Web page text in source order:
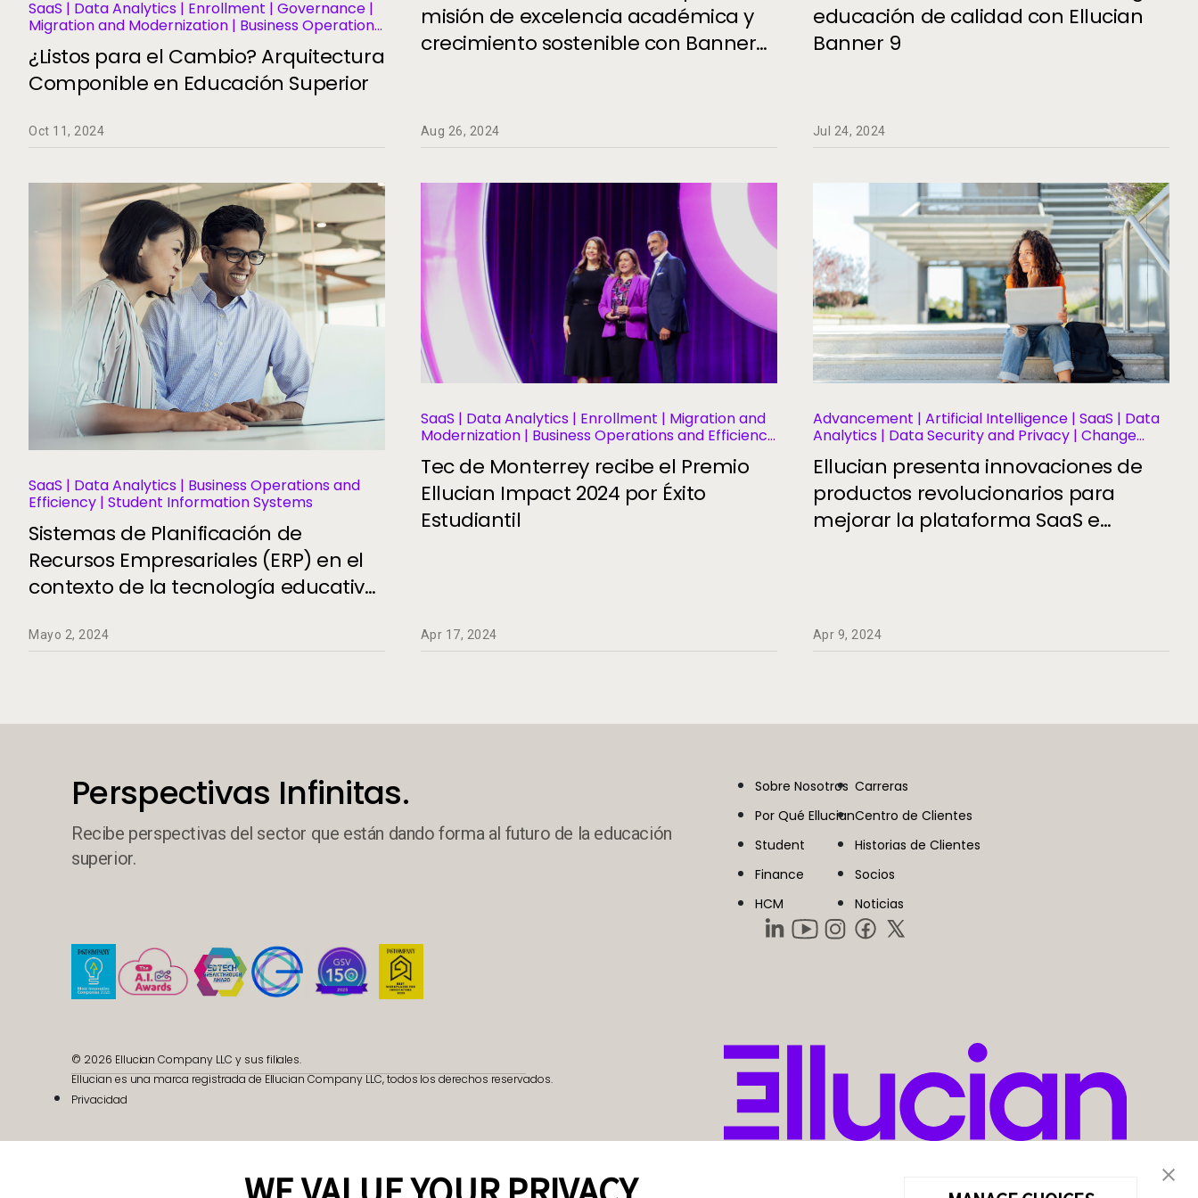
SaaS | Data Analytics | Enrollment | Governance |
Migration and Modernization | Business Operations
Student Success and Retention
¿Listos para el Cambio? Arquitectura
Componible en Educación Superior
Oct 11, 2024
Systems | Student Success and Retention
misión de excelencia académica y
crecimiento sostenible con Banner
Aug 26, 2024
Systems | Student Success and Retention
educación de calidad con Ellucian
Banner 9
Jul 24, 2024
SaaS | Data Analytics | Business Operations and
Efficiency | Student Information Systems
Sistemas de Planificación de
Recursos Empresariales (ERP) en el
contexto de la tecnología educativa
Mayo 2, 2024
SaaS | Data Analytics | Enrollment | Migration and
Modernization | Business Operations and Efficiency
and Retention
Tec de Monterrey recibe el Premio
Ellucian Impact 2024 por Éxito
Estudiantil
Apr 17, 2024
Advancement | Artificial Intelligence | SaaS | Data
Analytics | Data Security and Privacy | Change
Management | Human Resources | Governance |
Migration and Modernization | Business Operations
and Efficiency | Student Aid | Student Information
Systems | Student Success and Retention |
Thought Leadership | Lifelong Learning and
Ellucian presenta innovaciones de
productos revolucionarios para
mejorar la plataforma SaaS e
Apr 9, 2024
Perspectivas Infinitas.
Recibe perspectivas del sector que están dando forma al futuro de la educación
superior.
Sobre Nosotros
Por Qué Ellucian
Student
Finance
HCM
Carreras
Centro de Clientes
Historias de Clientes
Socios
Noticias
© 2026 Ellucian Company LLC y sus filiales.
Ellucian es una marca registrada de Ellucian Company LLC, todos los derechos reservados.
Privacidad